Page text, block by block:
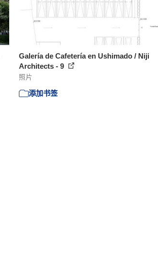
Galería de Cafetería en Ushimado / Niji
Architects - 9
照片
添加书签